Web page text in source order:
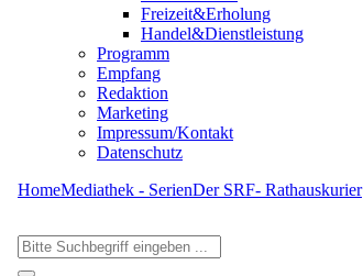
Freizeit&Erholung
Handel&Dienstleistung
Programm
Empfang
Redaktion
Marketing
Impressum/Kontakt
Datenschutz
HomeMediathek - SerienDer SRF- Rathauskurier